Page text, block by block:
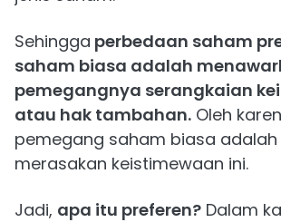
Sehingga perbedaan saham
saham biasa adalah
pemegangnya serangkaian
atau hak tambahan. Oleh
pemegang saham biasa
merasakan keistimewaan ini.
Jadi, apa itu preferen? Dalam